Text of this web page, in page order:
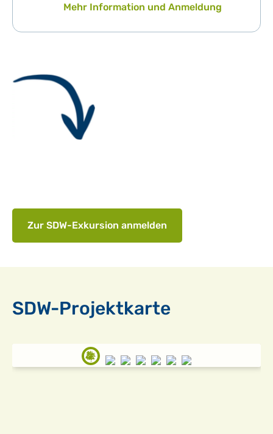
Mehr Information und Anmeldung
Zur SDW-Exkursion anmelden
SDW-Projektkarte